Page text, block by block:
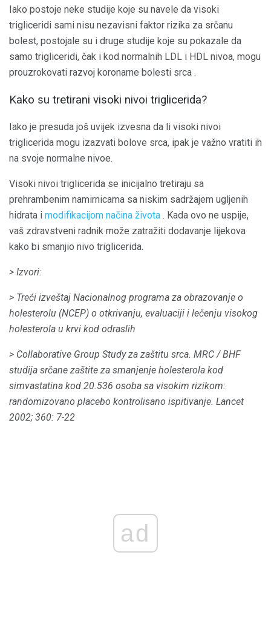
Iako postoje neke studije koje su navele da visoki
trigliceridi sami nisu nezavisni faktor rizika za srčanu
bolest, postojale su i druge studije koje su pokazale da
samo trigliceridi, čak i kod normalnih LDL i HDL nivoa, mogu
prouzrokovati razvoj koronarne bolesti srca .
Kako su tretirani visoki nivoi triglicerida?
Iako je presuda još uvijek izvesna da li visoki nivoi
triglicerida mogu izazvati bolove srca, ipak je važno vratiti ih
na svoje normalne nivoe.
Visoki nivoi triglicerida se inicijalno tretiraju sa
prehrambenim namirnicama sa niskim sadržajem ugljenih
hidrata i modifikacijom načina života . Kada ovo ne uspije,
vaš zdravstveni radnik može zatražiti dodavanje lijekova
kako bi smanjio nivo triglicerida.
> Izvori:
> Treći izveštaj Nacionalnog programa za obrazovanje o
holesterolu (NCEP) o otkrivanju, evaluaciji i lečenju visokog
holesterola u krvi kod odraslih
> Collaborative Group Study za zaštitu srca. MRC / BHF
studija srčane zaštite za smanjenje holesterola kod
simvastatina kod 20.536 osoba sa visokim rizikom:
randomizovano placebo kontrolisano ispitivanje. Lancet
2002; 360: 7-22
ad